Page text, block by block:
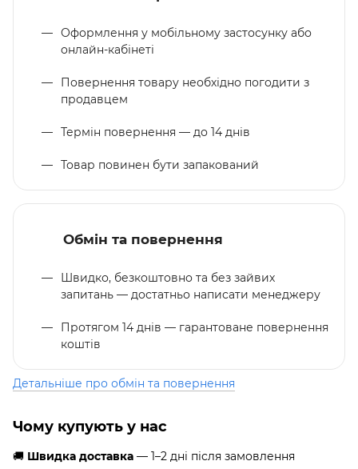
Оформлення у мобільному застосунку або
онлайн-кабінеті
Повернення товару необхідно погодити з
продавцем
Термін повернення — до 14 днів
Товар повинен бути запакований
Обмін та повернення
Швидко, безкоштовно та без зайвих
запитань — достатньо написати менеджеру
Протягом 14 днів — гарантоване повернення
коштів
Детальніше про обмін та повернення
Чому купують у нас
🚚 Швидка доставка — 1–2 дні після замовлення